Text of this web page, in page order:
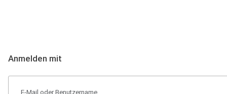
Anmelden mit